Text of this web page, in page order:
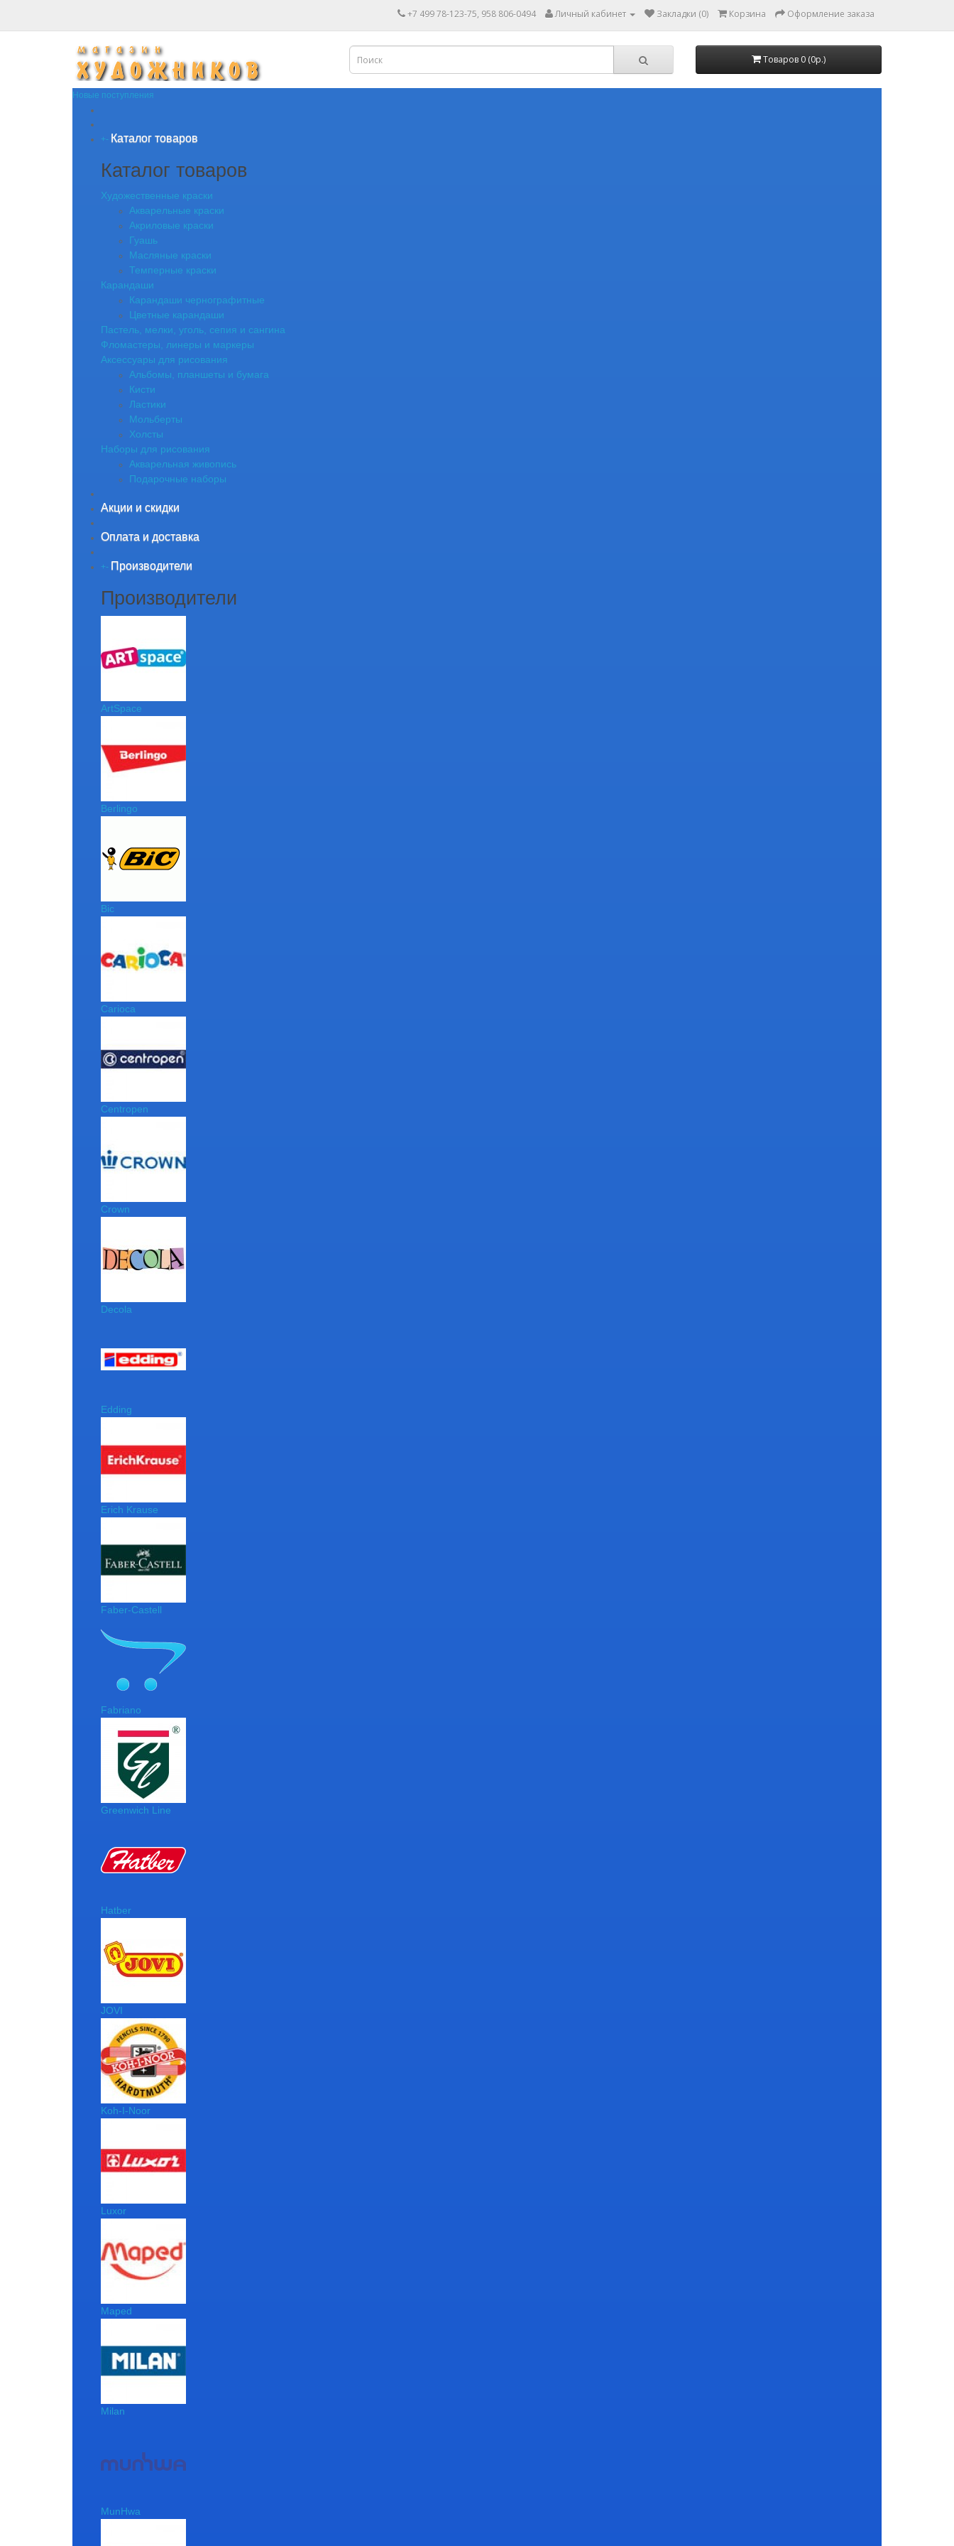
+7 499 78-123-75, 958 806-0494 Личный кабинет Закладки (0) Корзина Оформление заказа
Товаров 0 (0р.)
Новые поступления
+- Каталог товаров
Каталог товаров
Художественные краски
Акварельные краски
Акриловые краски
Гуашь
Масляные краски
Темперные краски
Карандаши
Карандаши чернографитные
Цветные карандаши
Пастель, мелки, уголь, сепия и сангина
Фломастеры, линеры и маркеры
Аксессуары для рисования
Альбомы, планшеты и бумага
Кисти
Ластики
Мольберты
Холсты
Наборы для рисования
Акварельная живопись
Подарочные наборы
Акции и скидки
Оплата и доставка
+- Производители
Производители
ArtSpace
Berlingo
Bic
Carioca
Centropen
Crown
Decola
Edding
Erich Krause
Faber-Castell
Fabriano
Greenwich Line
Hatber
JOVI
Koh-I-Noor
Luxor
Maped
Milan
MunHwa